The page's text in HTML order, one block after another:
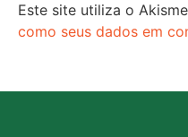
Este site utiliza o
como seus dados em